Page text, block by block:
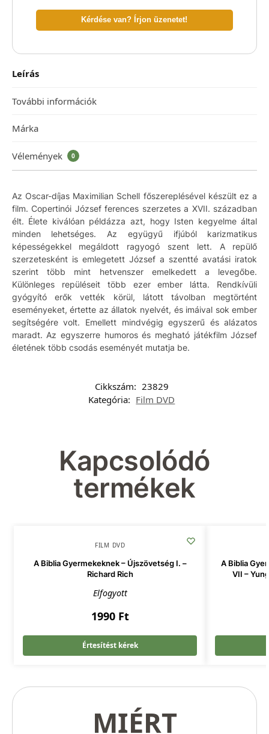
Kérdése van? Írjon üzenetet!
Leírás
További információk
Márka
Vélemények 0
Az Oscar-díjas Maximilian Schell főszereplésével készült ez a
film. Copertinói József ferences szerzetes a XVII. században
élt. Élete kiválóan példázza azt, hogy Isten kegyelme által
minden lehetséges. Az együgyű ifjúból karizmatikus
képességekkel megáldott ragyogó szent lett. A repülő
szerzetesként is emlegetett József a szentté avatási iratok
szerint több mint hetvenszer emelkedett a levegőbe.
Különleges repüléseit több ezer ember látta. Rendkívüli
gyógyító erők vették körül, látott távolban megtörtént
eseményeket, értette az állatok nyelvét, és imáival sok ember
segítségére volt. Emellett mindvégig egyszerű és alázatos
maradt. Az egyszerre humoros és megható játékfilm József
életének több csodás eseményét mutatja be.
Cikkszám: 23829
Kategória: Film DVD
Kapcsolódó
termékek
FILM DVD
A Biblia Gyermekeknek – Újszövetség I. –
Richard Rich
Elfogyott
1990 Ft
Értesítést kérek
A Biblia
VII –
MIÉRT